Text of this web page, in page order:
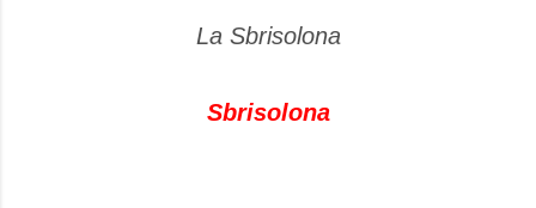
La Sbrisolona
Sbrisolona